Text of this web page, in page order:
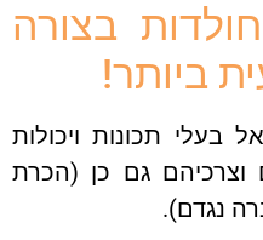
בצורה
ביותר!
תכונות ויכולות
גם כן (הכרת